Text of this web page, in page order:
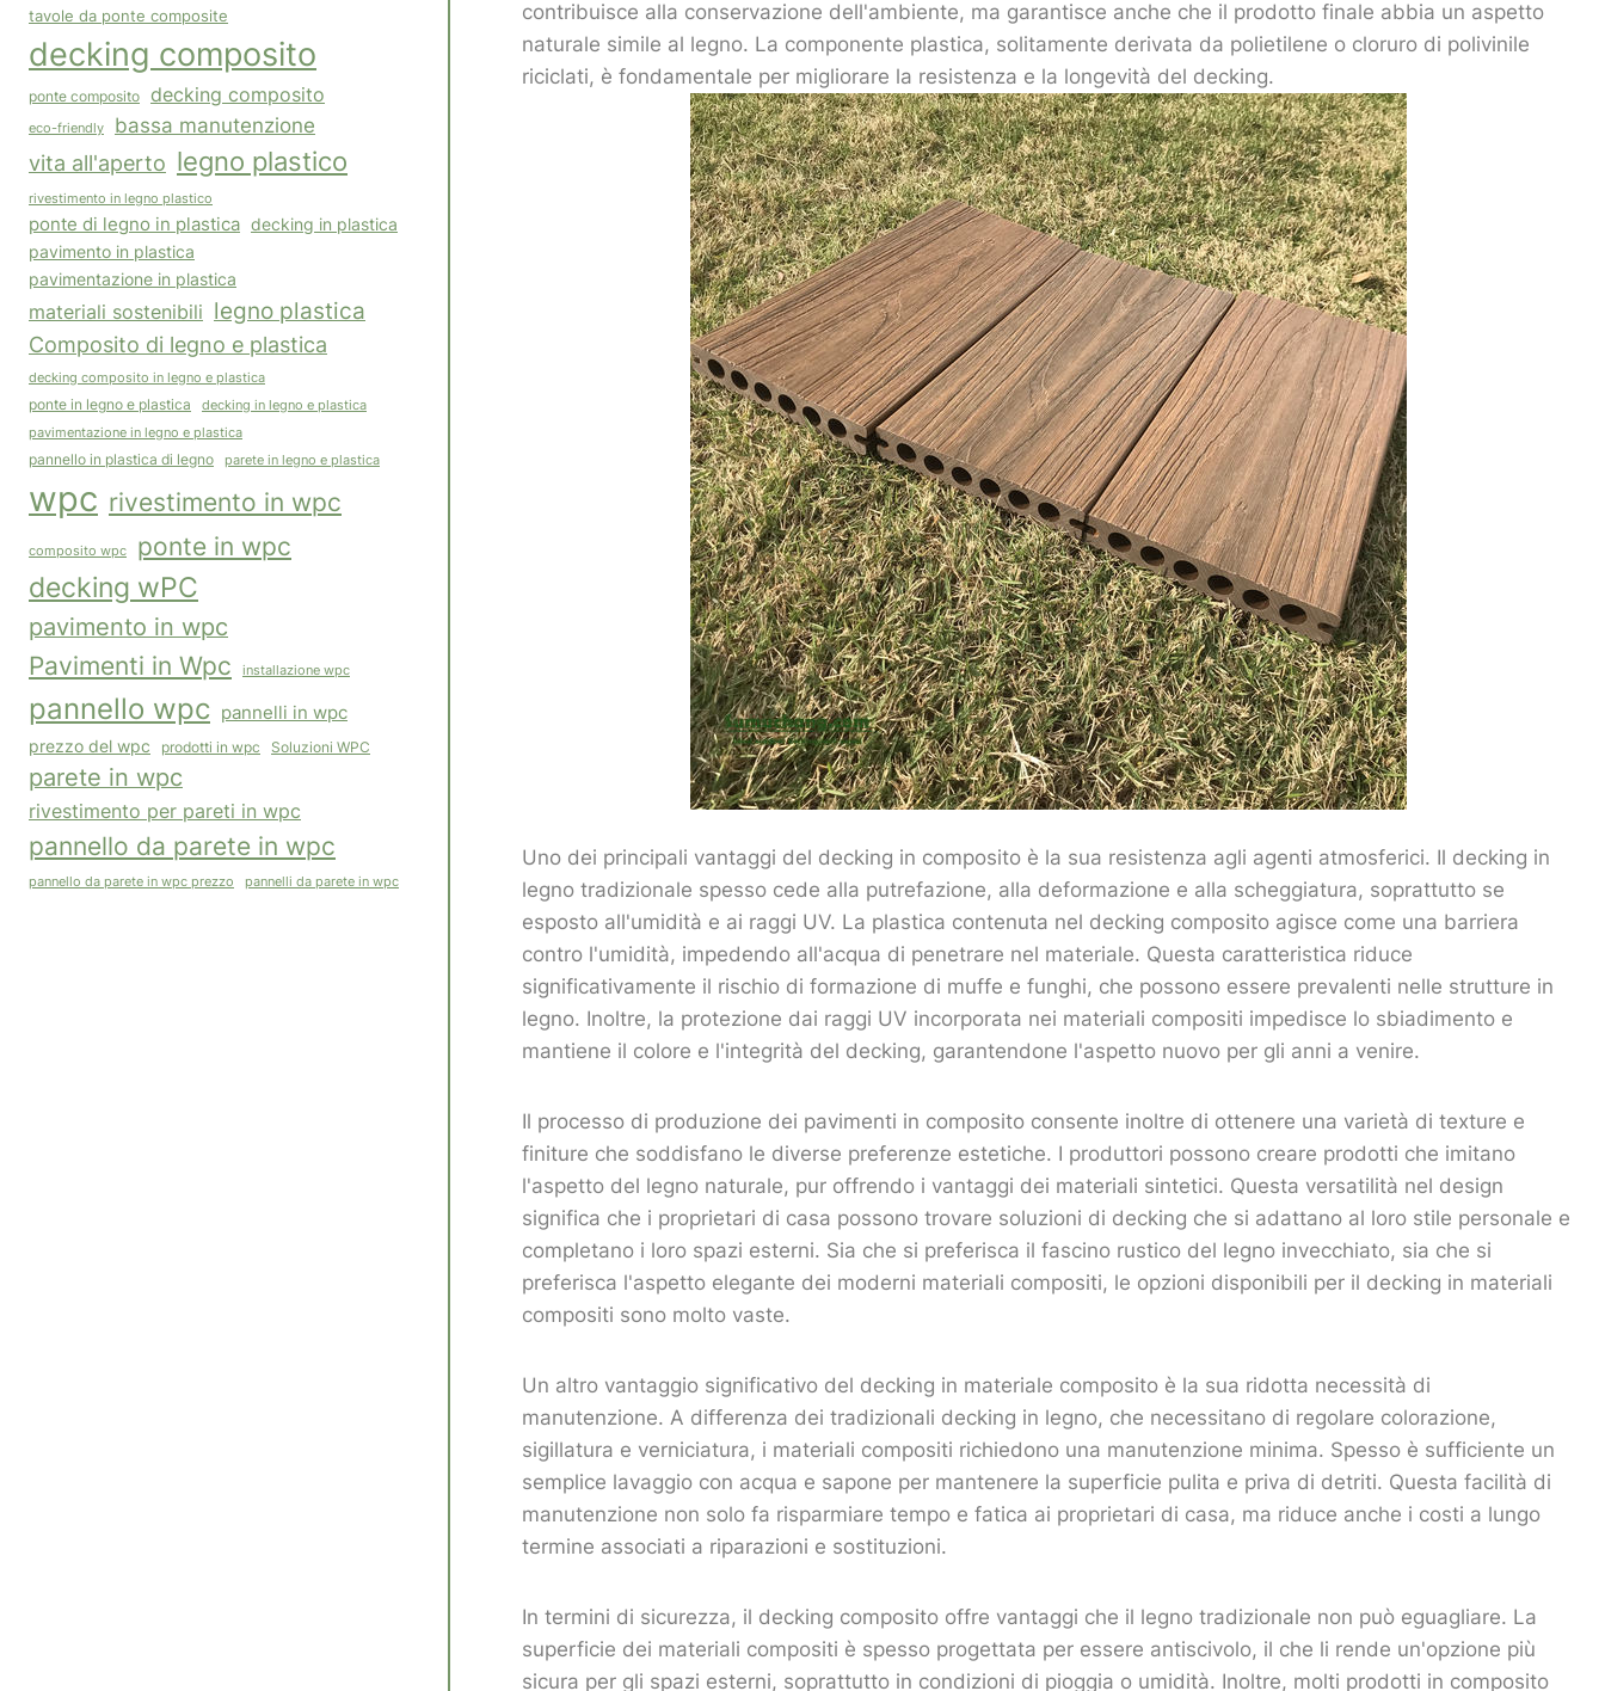
contribuisce alla conservazione dell'ambiente, ma garantisce anche che il prodotto finale abbia un aspetto
naturale simile al legno. La componente plastica, solitamente derivata da polietilene o cloruro di polivinile
riciclati, è fondamentale per migliorare la resistenza e la longevità del decking.
Uno dei principali vantaggi del decking in composito è la sua resistenza agli agenti atmosferici. Il decking in
legno tradizionale spesso cede alla putrefazione, alla deformazione e alla scheggiatura, soprattutto se
esposto all'umidità e ai raggi UV. La plastica contenuta nel decking composito agisce come una barriera
contro l'umidità, impedendo all'acqua di penetrare nel materiale. Questa caratteristica riduce
significativamente il rischio di formazione di muffe e funghi, che possono essere prevalenti nelle strutture in
legno. Inoltre, la protezione dai raggi UV incorporata nei materiali compositi impedisce lo sbiadimento e
mantiene il colore e l'integrità del decking, garantendone l'aspetto nuovo per gli anni a venire.
Il processo di produzione dei pavimenti in composito consente inoltre di ottenere una varietà di texture e
finiture che soddisfano le diverse preferenze estetiche. I produttori possono creare prodotti che imitano
l'aspetto del legno naturale, pur offrendo i vantaggi dei materiali sintetici. Questa versatilità nel design
significa che i proprietari di casa possono trovare soluzioni di decking che si adattano al loro stile personale e
completano i loro spazi esterni. Sia che si preferisca il fascino rustico del legno invecchiato, sia che si
preferisca l'aspetto elegante dei moderni materiali compositi, le opzioni disponibili per il decking in materiali
compositi sono molto vaste.
Un altro vantaggio significativo del decking in materiale composito è la sua ridotta necessità di
manutenzione. A differenza dei tradizionali decking in legno, che necessitano di regolare colorazione,
sigillatura e verniciatura, i materiali compositi richiedono una manutenzione minima. Spesso è sufficiente un
semplice lavaggio con acqua e sapone per mantenere la superficie pulita e priva di detriti. Questa facilità di
manutenzione non solo fa risparmiare tempo e fatica ai proprietari di casa, ma riduce anche i costi a lungo
termine associati a riparazioni e sostituzioni.
In termini di sicurezza, il decking composito offre vantaggi che il legno tradizionale non può eguagliare. La
superficie dei materiali compositi è spesso progettata per essere antiscivolo, il che li rende un'opzione più
sicura per gli spazi esterni, soprattutto in condizioni di pioggia o umidità. Inoltre, molti prodotti in composito
tavole da ponte composite
decking composito
ponte composito decking composito
eco-friendly bassa manutenzione
vita all'aperto legno plastico
rivestimento in legno plastico
ponte di legno in plastica decking in plastica
pavimento in plastica
pavimentazione in plastica
materiali sostenibili legno plastica
Composito di legno e plastica
decking composito in legno e plastica
ponte in legno e plastica
decking in legno e plastica
pavimentazione in legno e plastica
pannello in plastica di legno parete in legno e plastica
wpc rivestimento in wpc
composito wpc ponte in wpc
decking wPC
pavimento in wpc
Pavimenti in Wpc installazione wpc
pannello wpc pannelli in wpc
prezzo del wpc prodotti in wpc Soluzioni WPC
parete in wpc
rivestimento per pareti in wpc
pannello da parete in wpc
pannello da parete in wpc prezzo pannelli da parete in wpc